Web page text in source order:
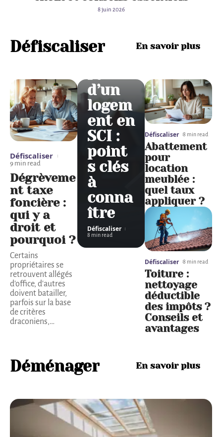
8 juin 2026
Défiscaliser En savoir plus
Défiscaliser
9 min read
Dégrèveme
nt taxe
foncière :
qui y a
droit et
pourquoi ?
Certains
propriétaires se
retrouvent allégés
d'office, d'autres
doivent batailler,
parfois sur la base
de critères
draconiens,…
ité de
rt
d’un
logem
ent en
SCI :
point
s clés
à
conna
ître
Défiscaliser
8 min read
Défiscaliser 8 min read
Abattement
pour
location
meublée :
quel taux
appliquer ?
Défiscaliser 8 min read
Toiture :
nettoyage
déductible
des impôts ?
Conseils et
avantages
Déménager En savoir plus